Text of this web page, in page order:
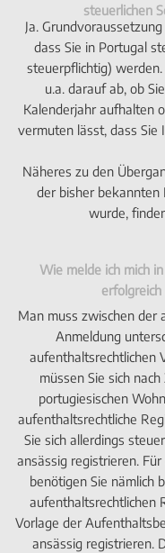
steuerlichen
Ja.
dass Sie in Portugal
steuerpflichtig)
u.a. darauf ab, ob
Kalenderjahr aufhalten
vermuten lässt, dass
Näheres zu den
der bisher bekannten
wurde,
Wie melde ich mich
Man muss zwischen der
Anmeldung
aufenthaltsrechtlichen
müssen Sie sich
portugiesischen
aufenthaltsrechtliche
Sie sich allerdings
ansässig registrieren.
benötigen Sie nämlich
aufenthaltsrechtlichen
Vorlage der
ansässig registrieren.